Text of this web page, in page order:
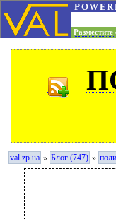
val.zp.ua » Блог (747) »